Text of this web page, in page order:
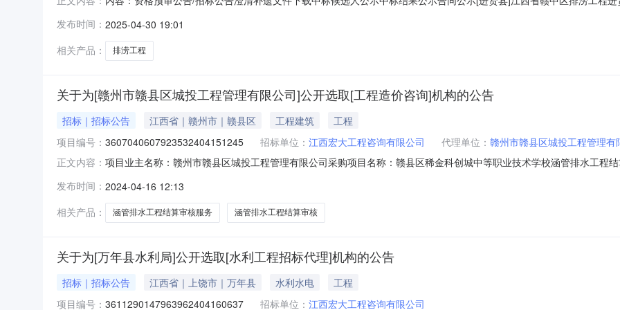
中区排涝工程进贤片区设计招标控制费率：初步设计批复勘测设计费的80%投标人：_____(盖章)____法定代表人(或
修改为五
发布时间： 2025-04-30 19:01
相关产品：
排涝工程
关于为[赣州市赣县区城投工程管理有限公司]公开选取[工程造价咨询]机构的公告
招标｜招标公告 江西省｜赣州市｜赣县区 工程建筑
工程
项目编号： 3607040607923532404151245 招标单位： 江西宏大工程咨询有限公司 代理单位： 赣州市赣县区城投工程管理有
正文内容： 项目业主名称：赣州市赣县区城投工程管理有限公司采购项目名称：赣县区稀金科创城中等职业技术学校涵管排水工程
服务内容：赣县区稀金科创城中等职业技术学校涵管排水工程结算审核洽谈时间：3（个工作日）签订合同时间：15（
方式：邀请直
发布时间： 2024-04-16 12:13
相关产品：
涵管排水工程结算审核服务 涵管排水工程结算审核
关于为[万年县水利局]公开选取[水利工程招标代理]机构的公告
招标｜招标公告 江西省｜上饶市｜万年县 水利水电
工程
项目编号： 3611290147963962404160637 招标单位： 江西宏大工程咨询有限公司